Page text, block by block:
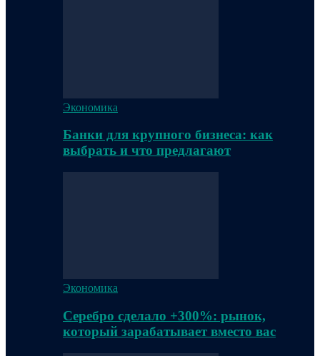
Экономика
Банки для крупного бизнеса: как
выбрать и что предлагают
Экономика
Серебро сделало +300%: рынок,
который зарабатывает вместо вас